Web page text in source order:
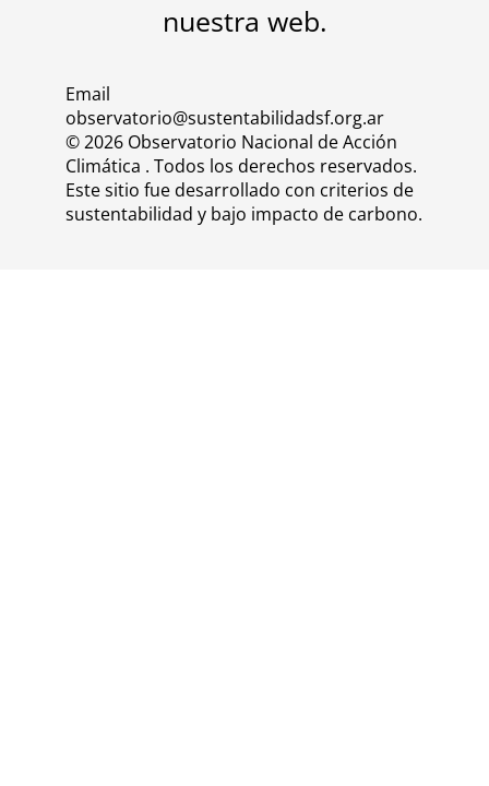
nuestra web.
Email
observatorio@sustentabilidadsf.org.ar
© 2026 Observatorio Nacional de Acción
Climática . Todos los derechos reservados.
Este sitio fue desarrollado con criterios de
sustentabilidad y bajo impacto de carbono.